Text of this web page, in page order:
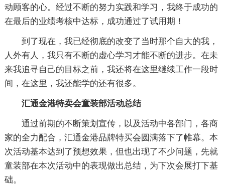
动顾客的心。经过不断的努力实践和学习，我终于成功的
在最后的业绩考核中达标，成功通过了试用期！
到了现在，我已经彻底的改变了当时那个自大的我，
人外有人，我只有不断的虚心学习才能不断的进步。在未
来我追寻自己的目标之前，我还将在这里继续工作一段时
间，在这里，我还能学的还有很多。
汇通金港特卖会童装部活动总结
通过前期的不断策划宣传，以及活动中各部门，各商
家的全力配合，汇通金港品牌特买会圆满落下了帷幕。本
次活动基本达到了预想效果，但也出现了不少问题，先就
童装部在本次活动中的表现做出总结，为下次会展打下基
础。